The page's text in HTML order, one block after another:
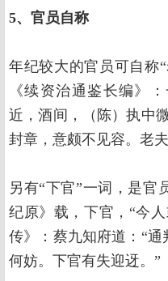
5、官员自称
年纪较大的官员可自称
《续资治通鉴长编》
近，酒间，（陈）执中
封章，意颇不见容。老
另有“下官”一词，是官
纪原》载，下官，“今
传》：蔡九知府道：“
何妨。下官有失迎迓。”